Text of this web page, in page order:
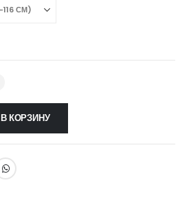
В КОРЗИНУ